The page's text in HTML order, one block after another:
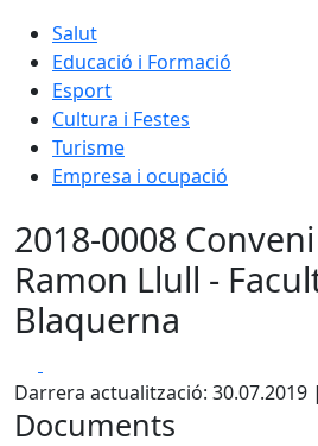
Salut
Educació i Formació
Esport
Cultura i Festes
Turisme
Empresa i ocupació
2018-0008
Ramon Llull -
Blaquerna
Darrera actualització: 30.07.2019
Documents